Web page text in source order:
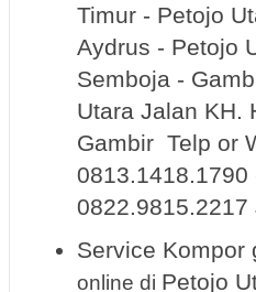
Timur - Petojo
Aydrus - Petojo
Semboja -
Utara Jalan KH.
Gambir Telp or
0813.1418.1790
0822.9815.2217
Service Kompor
online di Petojo